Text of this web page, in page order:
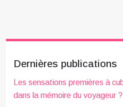
Dernières publications
Les sensations premières à
dans la mémoire du voyageur ?